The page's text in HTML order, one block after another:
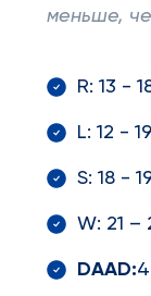
меньше,
R: 13 -
L: 12 - 19
S: 18 -
W: 21 –
DAAD: